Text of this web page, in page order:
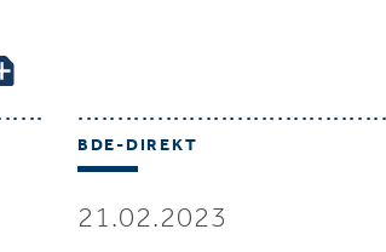
BDE-DIREKT
21.02.2023